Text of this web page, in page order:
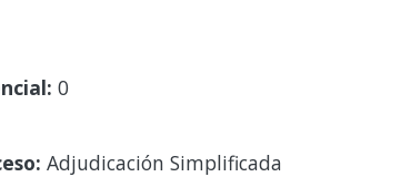
0
Adjudicación Simplificada